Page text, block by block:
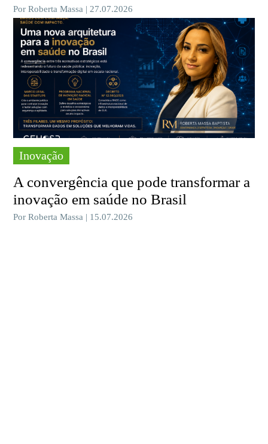
Por Roberta Massa | 27.07.2026
Inovação
A convergência que pode transformar a
inovação em saúde no Brasil
Por Roberta Massa | 15.07.2026